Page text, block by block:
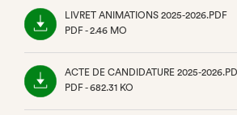
LIVRET ANIMATIONS 2025-2026.PDF
PDF - 2.46 MO
ACTE DE CANDIDATURE 2025-
PDF - 682.31 KO